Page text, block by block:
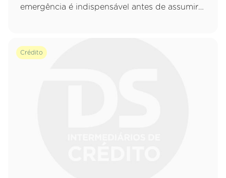
emergência é indispensável antes de assumir
Crédito